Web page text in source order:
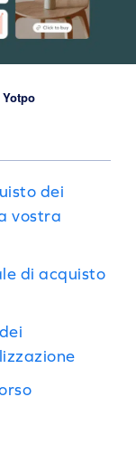
dei
vostra
di acquisto